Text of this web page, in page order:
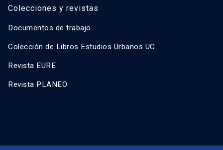
Colecciones y revistas
Documentos de trabajo
Colección de Libros Estudios Urbanos UC
Revista EURE
Revista PLANEO